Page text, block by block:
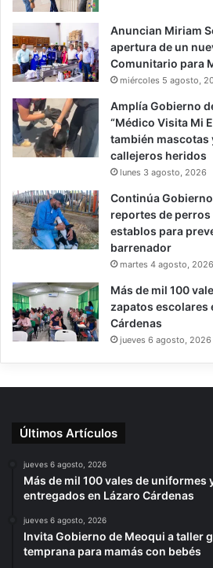
Anuncian Miriam
apertura de un
Comunitario para
miércoles 5 agosto,
Amplía Gobierno
“Médico Visita Mi
también mascotas
callejeros heridos
lunes 3 agosto, 2026
Continúa
reportes de
establos para
barrenador
martes 4 agosto, 2026
Más de mil 100
zapatos escolares
Cárdenas
jueves 6 agosto, 2026
Últimos Artículos
jueves 6 agosto, 2026
Más de mil 100 vales de uniformes
entregados en Lázaro Cárdenas
jueves 6 agosto, 2026
Invita Gobierno de Meoqui a taller
temprana para mamás con bebés